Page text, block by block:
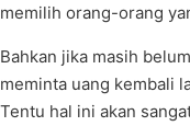
memilih orang-orang
Bahkan jika masih
meminta uang kembali
Tentu hal ini akan